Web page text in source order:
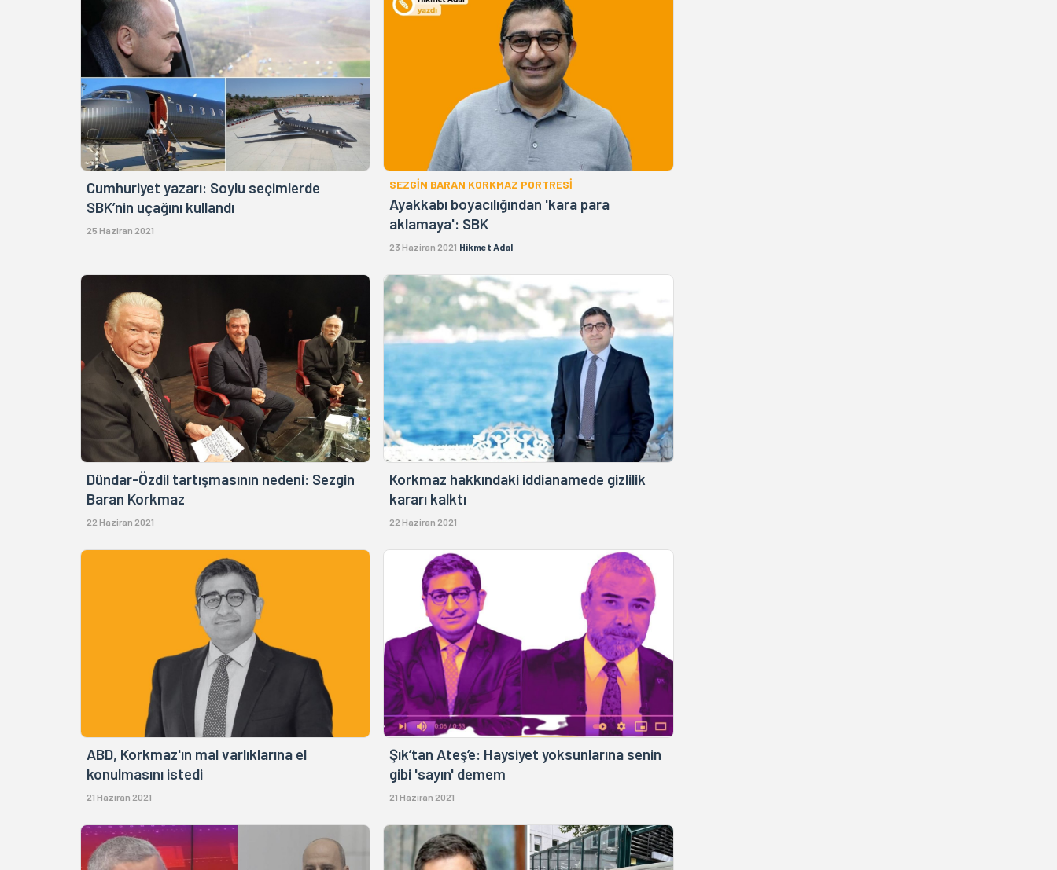
Cumhuriyet yazarı: Soylu seçimlerde
SBK’nin uçağını kullandı
25 Haziran 2021
SEZGİN BARAN KORKMAZ PORTRESİ
Ayakkabı boyacılığından 'kara para
aklamaya': SBK
23 Haziran 2021 Hikmet Adal
Dündar-Özdil tartışmasının nedeni: Sezgin
Baran Korkmaz
22 Haziran 2021
Korkmaz hakkındaki iddianamede gizlilik
kararı kalktı
22 Haziran 2021
ABD, Korkmaz'ın mal varlıklarına el
konulmasını istedi
21 Haziran 2021
Şık’tan Ateş’e: Haysiyet yoksunlarına senin
gibi 'sayın' demem
21 Haziran 2021